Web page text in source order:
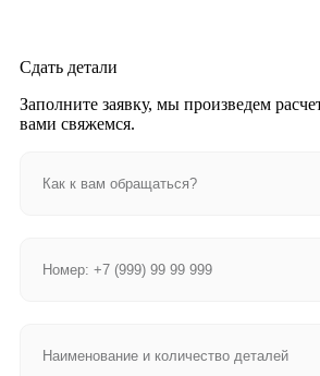
Сдать детали
Заполните заявку, мы произведем
вами свяжемся.